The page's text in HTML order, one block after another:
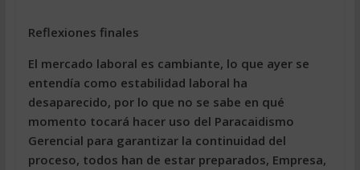
Reflexiones finales
El mercado laboral es cambiante, lo que ayer se
entendía como estabilidad laboral ha
desaparecido, por lo que no se sabe en qué
momento tocará hacer uso del Paracaidismo
Gerencial para garantizar la continuidad del
proceso, todos han de estar preparados, Empresa,